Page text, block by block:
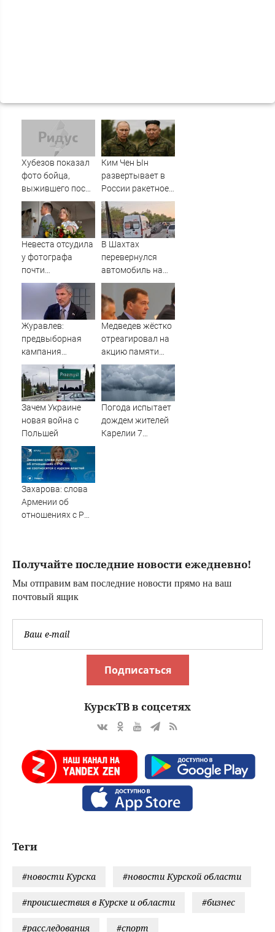
Хубезов показал
фото бойца,
выжившего после
медведя и молнии
Ким Чен Ын
развертывает в
России ракетное
подразделение
для нанесения
ударов по
Украине
Невеста отсудила
у фотографа
почти
полмиллиона
В Шахтах
перевернулся
автомобиль на
дороге Центр —
Артем
Журавлев:
предвыборная
кампания
"Яблока"
оплачивается из
иностранных
источников -
Новости на
Вести.ru
Медведев жёстко
отреагировал на
акцию памяти
жертв Хиросимы
и Нагасаки
Зачем Украине
новая война с
Польшей
Погода испытает
дождем жителей
Карелии 7
Захарова: слова
Армении об
отношениях с РФ
Получайте последние новости ежедневно!
Мы отправим вам последние новости прямо на ваш
почтовый ящик
Подписаться
КурскТВ в соцсетях
Теги
#новости Курска #новости Курской области
#происшествия в Курске и области #бизнес
#расследования #спорт